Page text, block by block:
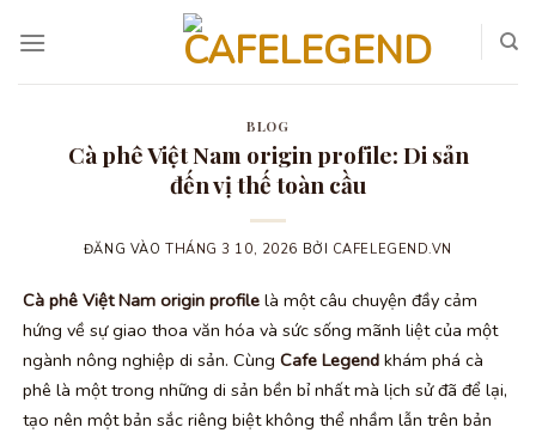
qua
BLOG
Cà phê Việt Nam origin profile: Di sản
đến vị thế toàn cầu
ĐĂNG VÀO THÁNG 3 10, 2026 BỞI CAFELEGEND.VN
Cà phê Việt Nam origin profile là một câu chuyện đầy cảm
hứng về sự giao thoa văn hóa và sức sống mãnh liệt của một
ngành nông nghiệp di sản. Cùng Cafe Legend khám phá cà
phê là một trong những di sản bền bỉ nhất mà lịch sử đã để lại,
tạo nên một bản sắc riêng biệt không thể nhầm lẫn trên bản